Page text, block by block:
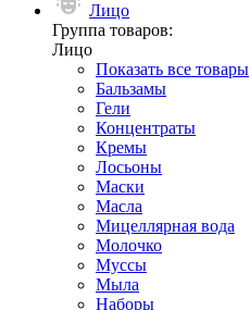
Лицо
Группа товаров:
Лицо
Показать все товары
Бальзамы
Гели
Концентраты
Кремы
Лосьоны
Маски
Масла
Мицеллярная вода
Молочко
Муссы
Мыла
Наборы